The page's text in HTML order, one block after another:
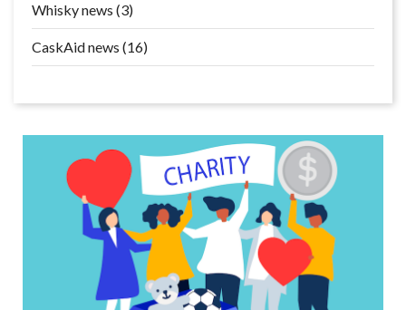
Whisky news (3)
CaskAid news (16)